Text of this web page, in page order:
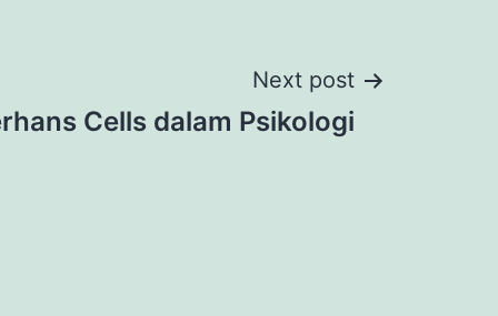
Next post
Cells dalam Psikologi